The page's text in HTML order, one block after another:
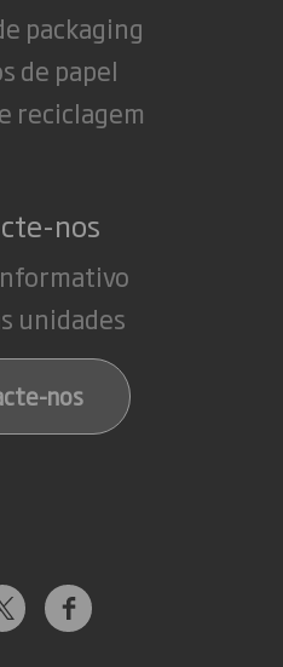
packaging
de papel
reciclagem
nos
unidades
nos